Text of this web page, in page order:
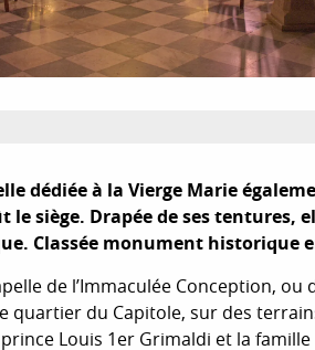
dédiée à la Vierge Marie
le siège. Drapée de ses tentures,
Classée monument historique
de l’Immaculée Conception,
quartier du Capitole, sur des
Louis 1er Grimaldi et la